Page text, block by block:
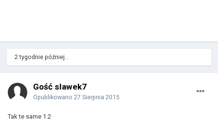
2 tygodnie później...
Gość slawek7
Opublikowano 27 Sierpnia 2015
Tak te same 1.2